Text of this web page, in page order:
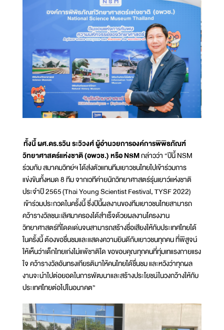
ทั้งนี้ ผศ.ดร.รวิน ระวิวงศ์ ผู้อำนวยการองค์การพิพิธภัณฑ์
วิทยาศาสตร์แห่งชาติ (อพวช.) หรือ NSMกล่าวว่า “ปีนี้ NSM
ร่วมกับ สมาคมวิทย์ฯ ได้ส่งตัวแทนทีมเยาวชนไทยไปเข้าร่วมการ
แข่งขันทั้งหมด 8 ทีม จากเวทีค่ายนักวิทยาศาสตร์รุ่นเยาว์แห่งชาติ
ประจำปี 2565 (Thai Young Scientist Festival, TYSF 2022)
เข้าร่วมประกวดในครั้งนี้ ซึ่งปีนี้ผลงานของทีมเยาวชนไทยสามารถ
คว้ารางวัลชนะเลิศมาครองได้สำเร็จด้วยผลงานโครงงาน
วิทยาศาสตร์ที่โดดเด่นจนสามารถสร้างชื่อเสียงให้กับประเทศไทยได้
ในครั้งนี้ ต้องขอชื่นชมและแสดงความยินดีกับเยาวชนทุกคน ที่พิสูจน์
ให้เห็นว่าเด็กไทยเก่งไม่แพ้ชาติใด ขอขอบคุณทุกคนที่ทุ่มเทแรงกายแรง
ใจ คว้ารางวัลอันทรงเกียรติมาให้คนไทยได้ชื่นชม และหวังว่าทุกผล
งานจะนำไปต่อยอดในการพัฒนาและสร้างประโยชน์ในวงกว้างให้กับ
ประเทศไทยต่อไปในอนาคต”